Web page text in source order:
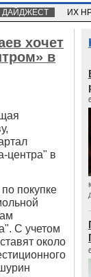
ДАЙДЖЕСТ ИХ
хочет
в
центра" в
покупке
С учетом
около